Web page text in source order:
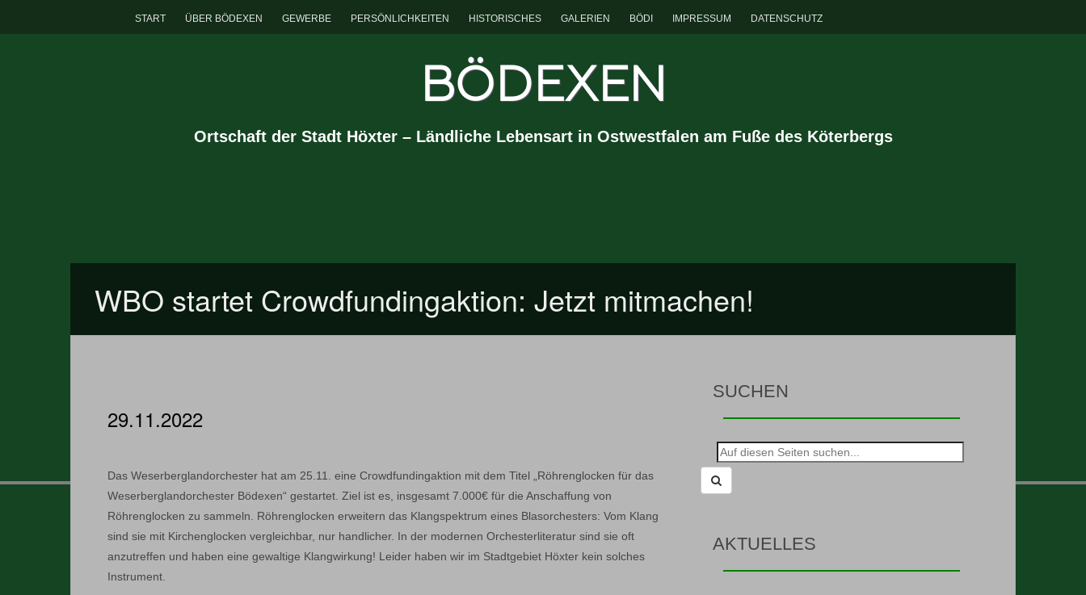
START ÜBER BÖDEXEN GEWERBE PERSÖNLICHKEITEN HISTORISCHES GALERIEN BÖDI IMPRESSUM DATENSCHUTZ
BÖDEXEN
Ortschaft der Stadt Höxter – Ländliche Lebensart in Ostwestfalen am Fuße des Köterbergs
WBO startet Crowdfundingaktion: Jetzt mitmachen!
29.11.2022
Das Weserberglandorchester hat am 25.11. eine Crowdfundingaktion mit dem Titel „Röhrenglocken für das
Weserberglandorchester Bödexen“ gestartet. Ziel ist es, insgesamt 7.000€ für die Anschaffung von
Röhrenglocken zu sammeln. Röhrenglocken erweitern das Klangspektrum eines Blasorchesters: Vom Klang
sind sie mit Kirchenglocken vergleichbar, nur handlicher. In der modernen Orchesterliteratur sind sie oft
anzutreffen und haben eine gewaltige Klangwirkung! Leider haben wir im Stadtgebiet Höxter kein solches
Instrument.
SUCHEN
Suche
nach:
AKTUELLES